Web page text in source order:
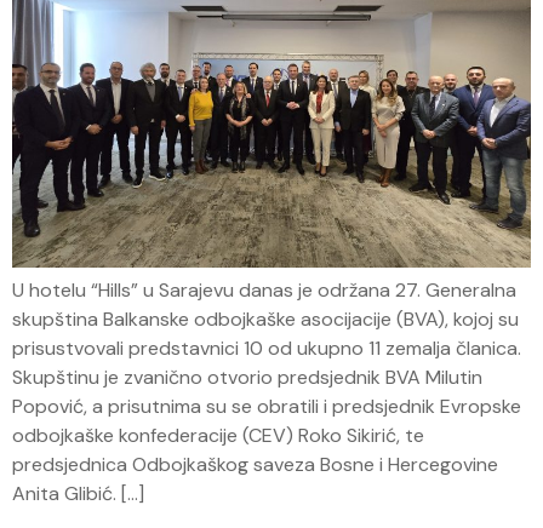
U hotelu “Hills” u Sarajevu danas je održana 27. Generalna
skupština Balkanske odbojkaške asocijacije (BVA), kojoj su
prisustvovali predstavnici 10 od ukupno 11 zemalja članica.
Skupštinu je zvanično otvorio predsjednik BVA Milutin
Popović, a prisutnima su se obratili i predsjednik Evropske
odbojkaške konfederacije (CEV) Roko Sikirić, te
predsjednica Odbojkaškog saveza Bosne i Hercegovine
Anita Glibić. […]